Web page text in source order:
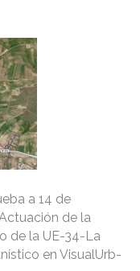
a 14 de
de la
de la UE-34-La
en VisualUrb-